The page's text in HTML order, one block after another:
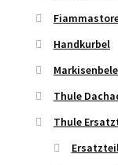
Handkurbel
Thule
Thule